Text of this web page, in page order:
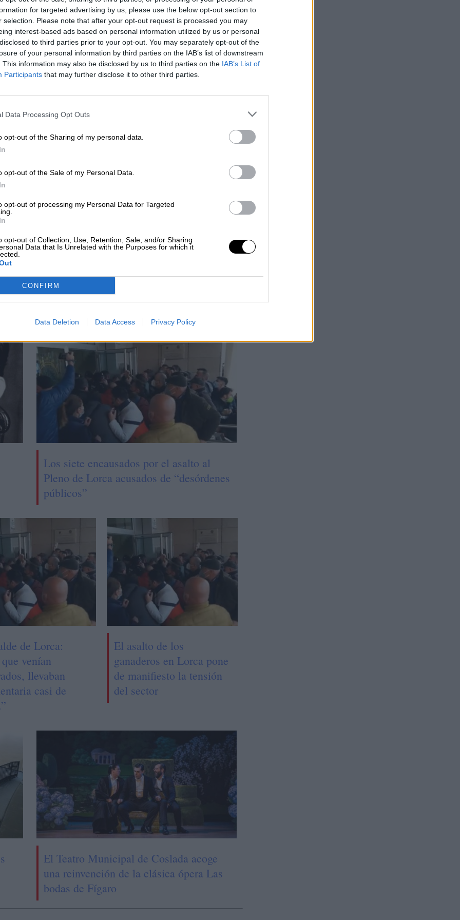
for targeted advertising by us, please use the below opt-out section to
selection. Please note that after your opt-out request is processed you may
interest-based ads based on personal information utilized by us or personal
to third parties prior to your opt-out. You may separately opt-out of the
of your personal information by third parties on the IAB’s list of downstream
This information may also be disclosed by us to third parties on the IAB’s List of
Participants that may further disclose it to other third parties.
Data Processing Opt Outs
opt-out of the Sharing of my personal data.
opt-out of the Sale of my Personal Data.
opt-out of processing my Personal Data for Targeted
opt-out of Collection, Use, Retention, Sale, and/or Sharing
Data that Is Unrelated with the Purposes for which it
CONFIRM
Data Deletion Data Access Privacy Policy
voluntad”, concluía el premiado en una
y escrita e interpretad por Botto, está basada en
para componer el relato social que se daba
político y cultural de este último. Para
a Federico García Lorca y a otras personas
democracia y que están repartidas por las
largo de toda la función, se intenta responder a
un hombre asesinado por su compromiso político y
eso y más en un contexto de
por su compromiso y valentía es lo que más le
social en mi teatro y es evidente que esta
”, reconoce. “ Ha ganado lo que muchos
y que no va a funcionar.
gente que piensa muy distinto a mí. Por
desde la emoción”.
RELACIONADAS
Los siete encausados por el asalto al
Pleno de Lorca acusados de “desórdenes
públicos”
de Lorca:
venían
llevaban
casi de
El asalto de los
ganaderos en Lorca pone
de manifiesto la tensión
del sector
El Teatro Municipal de Coslada acoge
una reinvención de la clásica ópera Las
bodas de Fígaro